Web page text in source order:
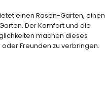
einen Rasen-Garten, einen
Der Komfort und die
machen dieses
Freunden zu verbringen.